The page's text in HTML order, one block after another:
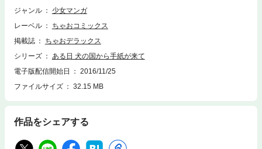
ジャンル
少女マンガ
レーベル
ちゃおコミックス
掲載誌
ちゃおデラックス
シリーズ
ある日 犬の国から手紙が来て
電子版配信開始日
2016/11/25
ファイルサイズ
32.15 MB
作品をシェアする